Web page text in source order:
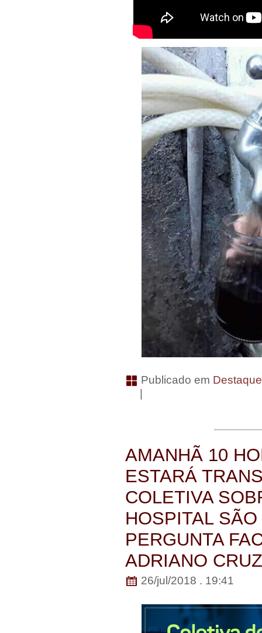
Publicado em
|
AMANHÃ 10
ESTARÁ
COLETIVA
HOSPITAL
PERGUNTA
ADRIANO
26/jul/2018 . 19:41